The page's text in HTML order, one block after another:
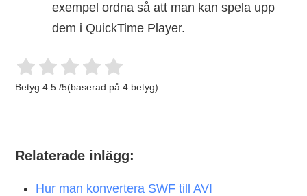
exempel ordna så att man kan spela upp
dem i QuickTime Player.
Betyg:4.5 /5(baserad på4 betyg)
Relaterade inlägg:
Hur man konvertera SWF till AVI